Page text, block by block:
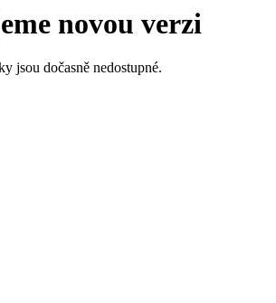
novou verzi
jsou dočasně nedostupné.